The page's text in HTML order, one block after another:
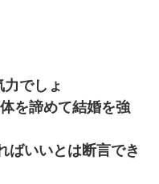
でしょ
を諦めて結婚を強
ばいいとは断言でき